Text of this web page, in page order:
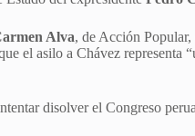
Alva, de Acción
el asilo a Chávez representa
disolver el Congreso